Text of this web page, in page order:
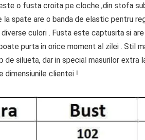
o fusta croita pe cloche ,din stofa
la spate are o banda de elastic pentru
culori . Fusta este captusita si
purta in orice moment al zilei . Stil
silueta, dar in special masurilor extra
dimensiunile clientei !